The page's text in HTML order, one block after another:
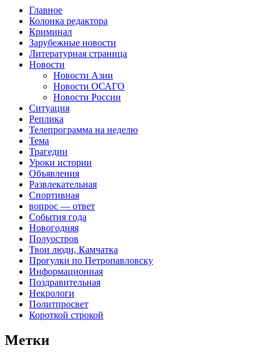
Главное
Колонка редактора
Криминал
Зарубежные новости
Литературная страница
Новости
Новости Азии
Новости ОСАГО
Новости России
Ситуация
Реплика
Телепрограмма на неделю
Тема
Трагедии
Уроки истории
Объявления
Развлекательная
Спортивная
вопрос — ответ
События года
Новогодняя
Полуостров
Твои люди, Камчатка
Прогулки по Петропавловску
Информационная
Поздравительная
Некрологи
Политпросвет
Короткой строкой
Метки